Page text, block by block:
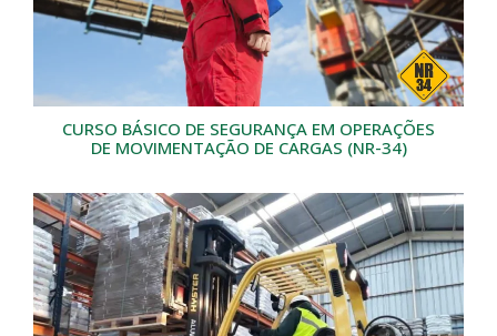
CURSO BÁSICO DE SEGURANÇA EM OPERAÇÕES
DE MOVIMENTAÇÃO DE CARGAS (NR-34)